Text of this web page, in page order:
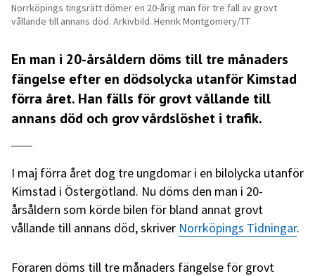
Norrköpings tingsrätt dömer en 20-årig man för tre fall av grovt
vållande till annans död. Arkivbild. Henrik Montgomery/TT
En man i 20-årsåldern döms till tre månaders
fängelse efter en dödsolycka utanför Kimstad
förra året. Han fälls för grovt vållande till
annans död och grov vårdslöshet i trafik.
I maj förra året dog tre ungdomar i en bilolycka utanför
Kimstad i Östergötland. Nu döms den man i 20-
årsåldern som körde bilen för bland annat grovt
vållande till annans död, skriver Norrköpings Tidningar.
Föraren döms till tre månaders fängelse för grovt